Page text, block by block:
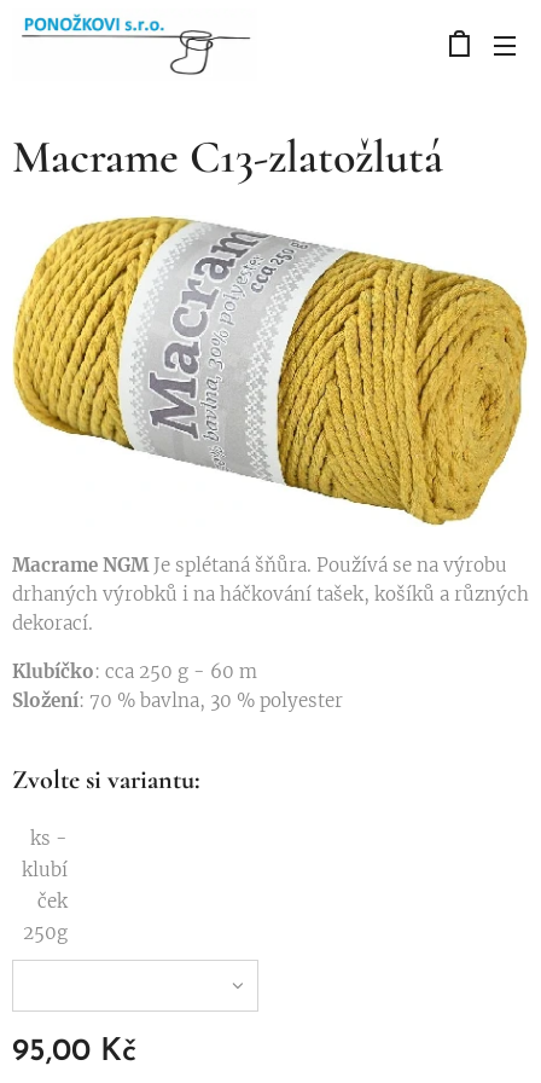
Macrame C13-zlatožlutá
Macrame NGM Je splétaná šňůra. Používá se na výrobu
drhaných výrobků i na háčkování tašek, košíků a různých
dekorací.
Klubíčko: cca 250 g - 60 m
Složení: 70 % bavlna, 30 % polyester
Zvolte si variantu:
ks -
klubí
ček
250g
95,00 Kč